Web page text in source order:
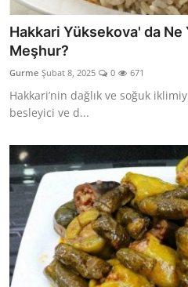
Hakkari Yüksekova' da Ne
Meşhur?
Gurme Şubat 8, 2025 0 671
Hakkari’nin dağlık ve soğuk
besleyici ve d...